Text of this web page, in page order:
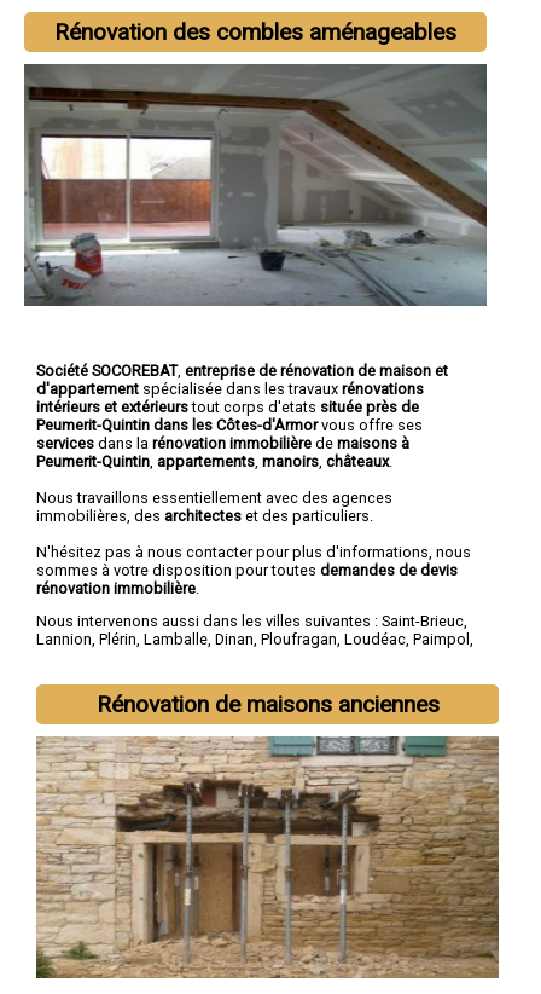
Rénovation des combles aménageables
Société SOCOREBAT, entreprise de rénovation de maison et
d'appartement spécialisée dans les travaux rénovations
intérieurs et extérieurstout corps d'etats située près de
Peumerit-Quintin dans les Côtes-d'Armorvous offre ses
services dans la rénovation immobilière de maisons à
Peumerit-Quintin appartements manoirs châteaux.
Nous travaillons essentiellement avec des agences
immobilières, des architectes et des particuliers.
N'hésitez pas à nous contacter pour plus d'informations, nous
sommes à votre disposition pour toutes demandes de devis
rénovation immobilière
Nous intervenons aussi dans les villes suivantes : Saint-Brieuc,
Lannion, Plérin, Lamballe, Dinan, Ploufragan, Loudéac, Paimpol ,
Rénovation de maisons anciennes